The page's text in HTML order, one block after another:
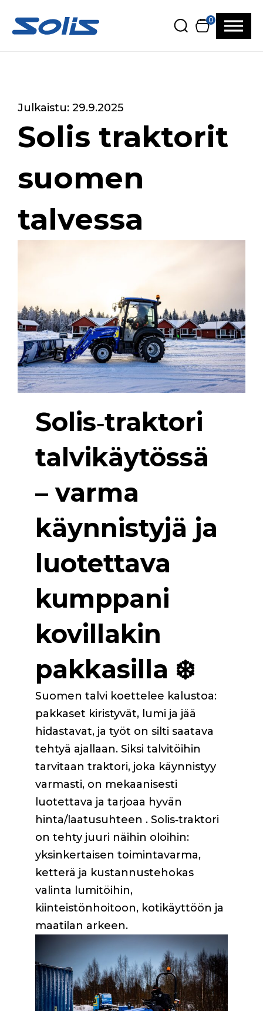
0
Julkaistu: 29.9.2025
Solis traktorit
suomen
talvessa
Solis‑traktori
talvikäytössä
– varma
käynnistyjä ja
luotettava
kumppani
kovillakin
pakkasilla ❄️
Suomen talvi koettelee kalustoa:
pakkaset kiristyvät, lumi ja jää
hidastavat, ja työt on silti saatava
tehtyä ajallaan. Siksi talvitöihin
tarvitaan traktori, joka käynnistyy
varmasti, on mekaanisesti
luotettava ja tarjoaa hyvän
hinta/laatusuhteen . Solis‑traktori
on tehty juuri näihin oloihin:
yksinkertaisen toimintavarma,
ketterä ja kustannustehokas
valinta lumitöihin,
kiinteistönhoitoon, kotikäyttöön ja
maatilan arkeen.